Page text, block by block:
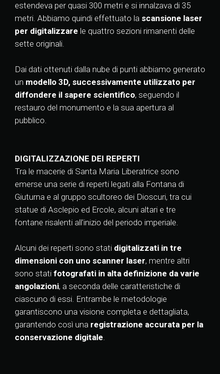
estendeva per quasi 300 metri e si innalzava di 35
metri. Abbiamo quindi effettuato la scansione laser
per digitalizzare le quattro sezioni rimanenti delle
sette originali.
Dai dati ottenuti dalla nube di punti abbiamo generato
un modello 3D, successivamente utilizzato per
diffondere il sapere scientifico, seguendo il
restauro del monumento e la sua apertura al
pubblico.
DIGITALIZZAZIONE DEI REPERTI
Tra le macerie di Santa Maria Liberatrice sono
emerse una serie di reperti legati alla Fontana di
Giuturna e al gruppo scultoreo dei Dioscuri, tra cui
statue di Asclepio ed Ercole, alcuni altari e tre
fontane risalenti all’inizio del periodo imperiale.
Alcuni dei reperti sono stati digitalizzati in tre
dimensioni con uno scanner laser, mentre altri
sono stati fotografati in alta definizione da varie
angolazioni, a seconda delle caratteristiche di
ciascuno di essi. Entrambe le metodologie
garantiscono una visione completa e dettagliata,
garantendo così una registrazione accurata per la
conservazione digitale.